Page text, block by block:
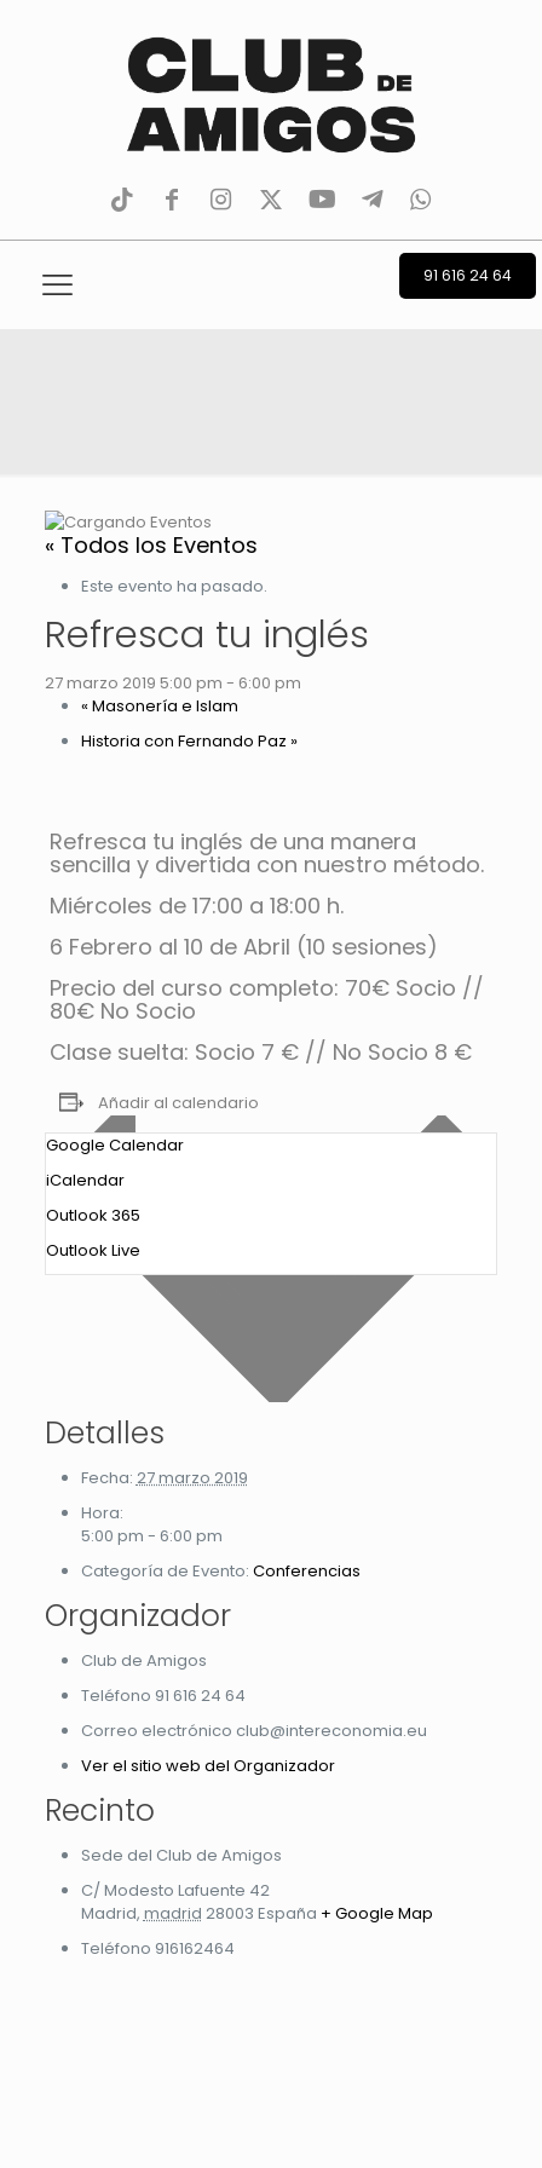
tiktokfacebookinstagram
TwitterYoutubeTelegramwhatsapp
91 616 24 64
« Todos los Eventos
Este evento ha pasado.
Refresca tu inglés
27 marzo 2019 5:00 pm - 6:00 pm
« Masonería e Islam
Historia con Fernando Paz »
Refresca tu inglés de una manera
sencilla y divertida con nuestro método.
Miércoles de 17:00 a 18:00 h.
6 Febrero al 10 de Abril (10 sesiones)
Precio del curso completo: 70€ Socio //
80€ No Socio
Clase suelta: Socio 7 € // No Socio 8 €
Añadir al calendario
Google Calendar
iCalendar
Outlook 365
Outlook Live
Detalles
Fecha: 27 marzo 2019
Hora:
5:00 pm - 6:00 pm
Categoría de Evento: Conferencias
Organizador
Club de Amigos
Teléfono 91 616 24 64
Correo electrónico club@intereconomia.eu
Ver el sitio web del Organizador
Recinto
Sede del Club de Amigos
C/ Modesto Lafuente 42
Madrid, madrid 28003 España + Google Map
Teléfono 916162464